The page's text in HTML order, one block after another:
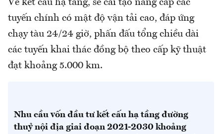
Về kết cấu hạ tầng, sẽ cải tạo nâng cấp các
tuyến chính có mật độ vận tải cao, đáp ứng
chạy tàu 24/24 giờ, phấn đấu tổng chiều dài
các tuyến khai thác đồng bộ theo cấp kỹ thuật
đạt khoảng 5.000 km.
Nhu cầu vốn đầu tư kết cấu hạ tầng đường
thuỷ nội địa giai đoạn 2021-2030 khoảng